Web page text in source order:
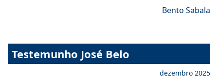
Bento Sabala
Testemunho José Belo
dezembro 2025